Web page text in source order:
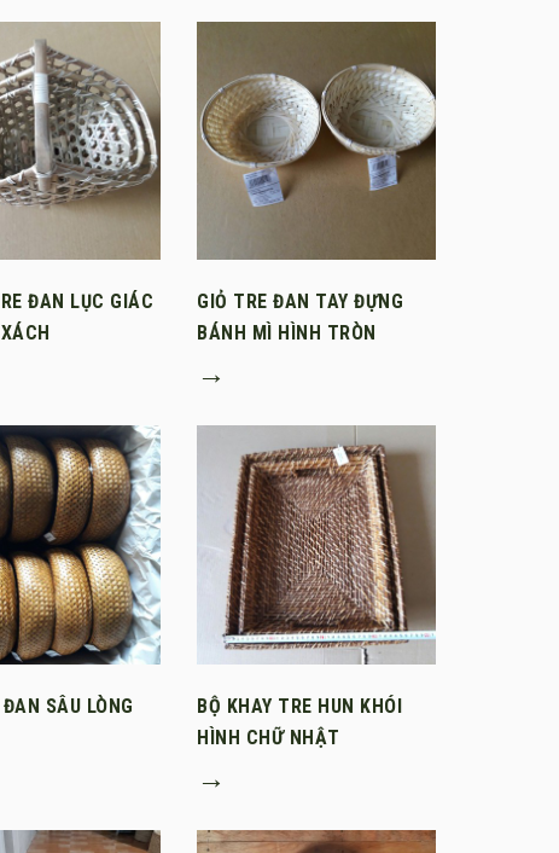
ĐAN LỤC GIÁC
GIỎ TRE ĐAN TAY ĐỰNG
BÁNH MÌ HÌNH TRÒN
→
SÂU LÒNG
BỘ KHAY TRE HUN KHÓI
HÌNH CHỮ NHẬT
→